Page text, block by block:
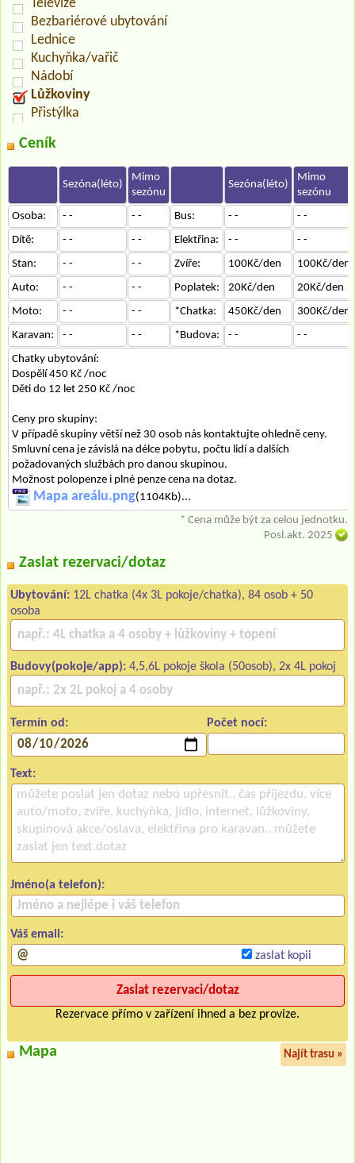
Televize
Bezbariérové ubytování
Lednice
Kuchyňka/vařič
Nádobí
Lůžkoviny
Přistýlka
Ceník
Sezóna(léto)
Mimo
sezónu
Sezóna(léto)
Mimo
sezónu
Osoba:
- - - - Bus: - -
- -
Dítě:
- - - - Elektřina: - -
- -
Stan:
- - - - Zvíře: 100Kč/den
100Kč/den
Auto:
- - - - Poplatek: 20Kč/den
20Kč/den
Moto:
- - - - *Chatka: 450Kč/den
300Kč/den
Karavan:
- - - - *Budova: - -
- -
Chatky ubytování:
Dospělí 450 Kč /noc
Děti do 12 let 250 Kč /noc
Ceny pro skupiny:
V případě skupiny větší než 30 osob nás kontaktujte ohledně ceny.
Smluvní cena je závislá na délce pobytu, počtu lidí a dalších
požadovaných službách pro danou skupinou.
Možnost polopenze i plné penze cena na dotaz.
Mapa areálu.png(1104Kb)...
* Cena může být za celou jednotku.
Posl.akt. 2025
Zaslat rezervaci/dotaz
Ubytování: 12L chatka (4x 3L pokoje/chatka), 84 osob + 50
osoba
Budovy(pokoje/app): 4,5,6L pokoje škola (50osob), 2x 4L pokoj
Termín od: Počet nocí:
Text:
Jméno(a telefon):
Váš email:
zaslat kopii
Rezervace přímo v zařízení ihned a bez provize.
Mapa Najít trasu »